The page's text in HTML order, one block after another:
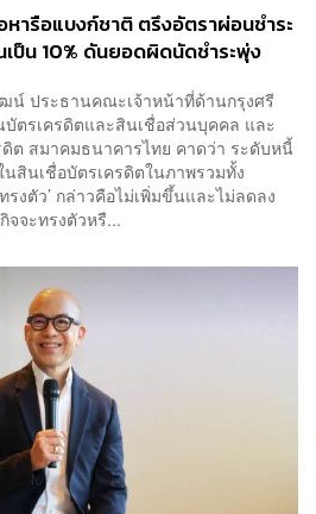
ารือแบงก์ชาติ ตรึงอัตราผ่อนชำระ
ป็น 10% ดันยอดผิดนัดชำระพุ่ง
น์ ประธานคณะเจ้าหน้าที่ด้านกรุงศรี
ตรเครดิตและสินเชื่อส่วนบุคคล และ
ต สมาคมธนาคารไทย คาดว่า ระดับหนี้
นสินเชื่อบัตรเครดิตในภาพรวมทั้ง
รงตัว’ กล่าวคือไม่เพิ่มขึ้นและไม่ลดลง
จจะทรงตัวหรื...